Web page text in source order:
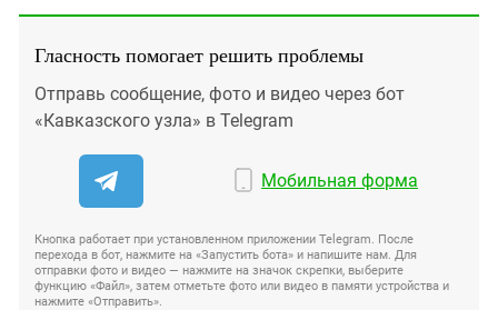
Гласность помогает решить проблемы
Отправь сообщение, фото и видео через бот
«Кавказского узла» в Telegram
Мобильная форма
Кнопка работает при установленном приложении Telegram. После
перехода в бот, нажмите на «Запустить бота» и напишите нам. Для
отправки фото и видео — нажмите на значок скрепки, выберите
функцию «Файл», затем отметьте фото или видео в памяти устройства и
нажмите «Отправить».